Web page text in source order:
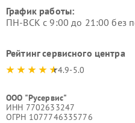
График работы:
ПН-ВСК с 9:00 до 21:00 без
Рейтинг сервисного центра
4.9-5.0
ООО "Русервис"
ИНН 7702633247
ОГРН 1077746335776